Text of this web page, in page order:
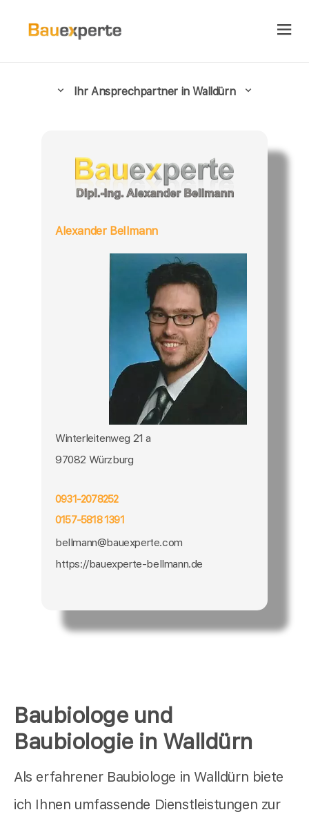
Baubiologe und
Baubiologie in Walldürn
Als erfahrener Baubiologe in Walldürn biete
ich Ihnen umfassende Dienstleistungen zur
Ihr Ansprechpartner in Walldürn
Alexander Bellmann
Winterleitenweg 21 a
97082 Würzburg
0931-2078252
0157-5818 1391
bellmann@bauexperte.com
https://bauexperte-bellmann.de